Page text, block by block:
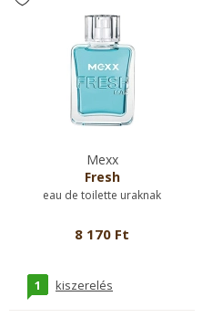
Mexx
Fresh
eau de toilette uraknak
8 170 Ft
1 kiszerelés